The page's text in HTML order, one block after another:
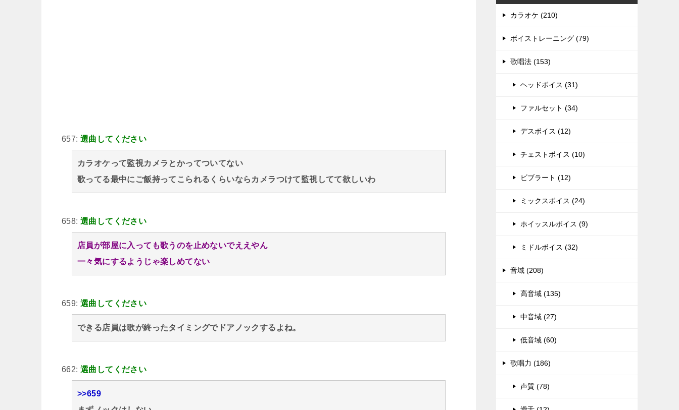
657: 選曲してください
カラオケって監視カメラとかってついてない
歌ってる最中にご飯持ってこられるくらいならカメラつけて監視してて欲しいわ
658: 選曲してください
店員が部屋に入っても歌うのを止めないでええやん
一々気にするようじゃ楽しめてない
659: 選曲してください
できる店員は歌が終ったタイミングでドアノックするよね。
662: 選曲してください
>>659
カラオケ (210)
ボイストレーニング (79)
歌唱法 (153)
ヘッドボイス (31)
ファルセット (34)
デスボイス (12)
チェストボイス (10)
ビブラート (12)
ミックスボイス (24)
ホイッスルボイス (9)
ミドルボイス (32)
音域 (208)
高音域 (135)
中音域 (27)
低音域 (60)
歌唱力 (186)
声質 (78)